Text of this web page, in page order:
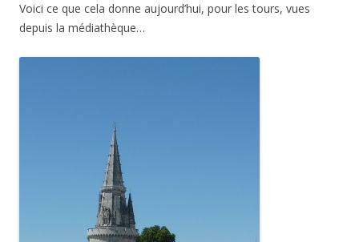
Voici ce que cela donne aujourd’hui, pour les tours, vues
depuis la médiathèque…